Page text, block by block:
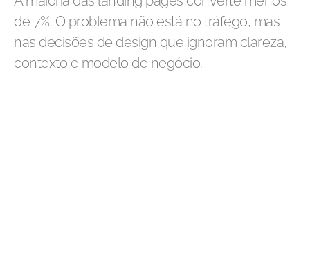
de 7%. O problema não está no tráfego, mas
nas decisões de design que ignoram clareza,
contexto e modelo de negócio.